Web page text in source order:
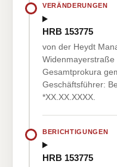
VERÄNDERUNGEN
HRB 153775
von der Heydt
Widenmayerstraße
Gesamtprokura
Geschäftsführer:
*XX.XX.XXXX.
BERICHTIGUNGEN
HRB 153775